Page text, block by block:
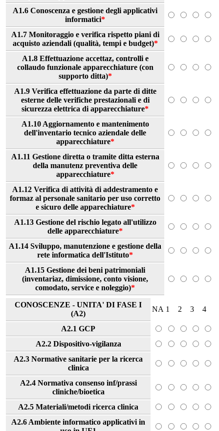
A1.6 Conoscenza e gestione degli applicativi
informatici*
A1.7 Monitoraggio e verifica rispetto piani di
acquisto aziendali (qualità, tempi e budget)*
A1.8 Effettuazione accettaz, controlli e
collaudo funzionale apparecchiature (con
supporto ditta)*
A1.9 Verifica effettuazione da parte di ditte
esterne delle verifiche prestazionali e di
sicurezza elettrica di apparecchiature*
A1.10 Aggiornamento e mantenimento
dell'inventario tecnico aziendale delle
apparecchiature*
A1.11 Gestione diretta o tramite ditta esterna
della manutenz preventiva delle
apparecchiature*
A1.12 Verifica di attività di addestramento e
formaz al personale sanitario per uso corretto
e sicuro delle apparechiature*
A1.13 Gestione del rischio legato all'utilizzo
delle apparecchiature*
A1.14 Sviluppo, manutenzione e gestione della
rete informatica dell'Istituto*
A1.15 Gestione dei beni patrimoniali
(inventariaz, dimissione, conto visione,
comodato, service e noleggio)*
CONOSCENZE - UNITA' DI FASE I
(A2)
NA 1 2 3 4
A2.1 GCP
A2.2 Dispositivo-vigilanza
A2.3 Normative sanitarie per la ricerca
clinica
A2.4 Normativa consenso inf/prassi
cliniche/bioetica
A2.5 Materiali/metodi ricerca clinica
A2.6 Ambiente informatico applicativi in